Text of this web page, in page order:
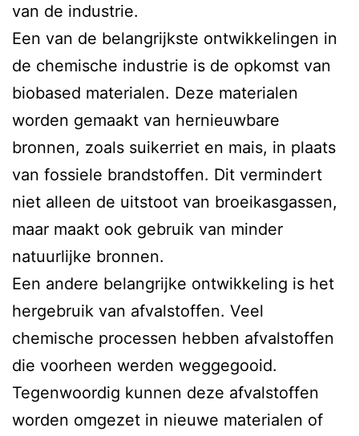
van de industrie.
Een van de belangrijkste ontwikkelingen in
de chemische industrie is de opkomst van
biobased materialen. Deze materialen
worden gemaakt van hernieuwbare
bronnen, zoals suikerriet en mais, in plaats
van fossiele brandstoffen. Dit vermindert
niet alleen de uitstoot van broeikasgassen,
maar maakt ook gebruik van minder
natuurlijke bronnen.
Een andere belangrijke ontwikkeling is het
hergebruik van afvalstoffen. Veel
chemische processen hebben afvalstoffen
die voorheen werden weggegooid.
Tegenwoordig kunnen deze afvalstoffen
worden omgezet in nieuwe materialen of